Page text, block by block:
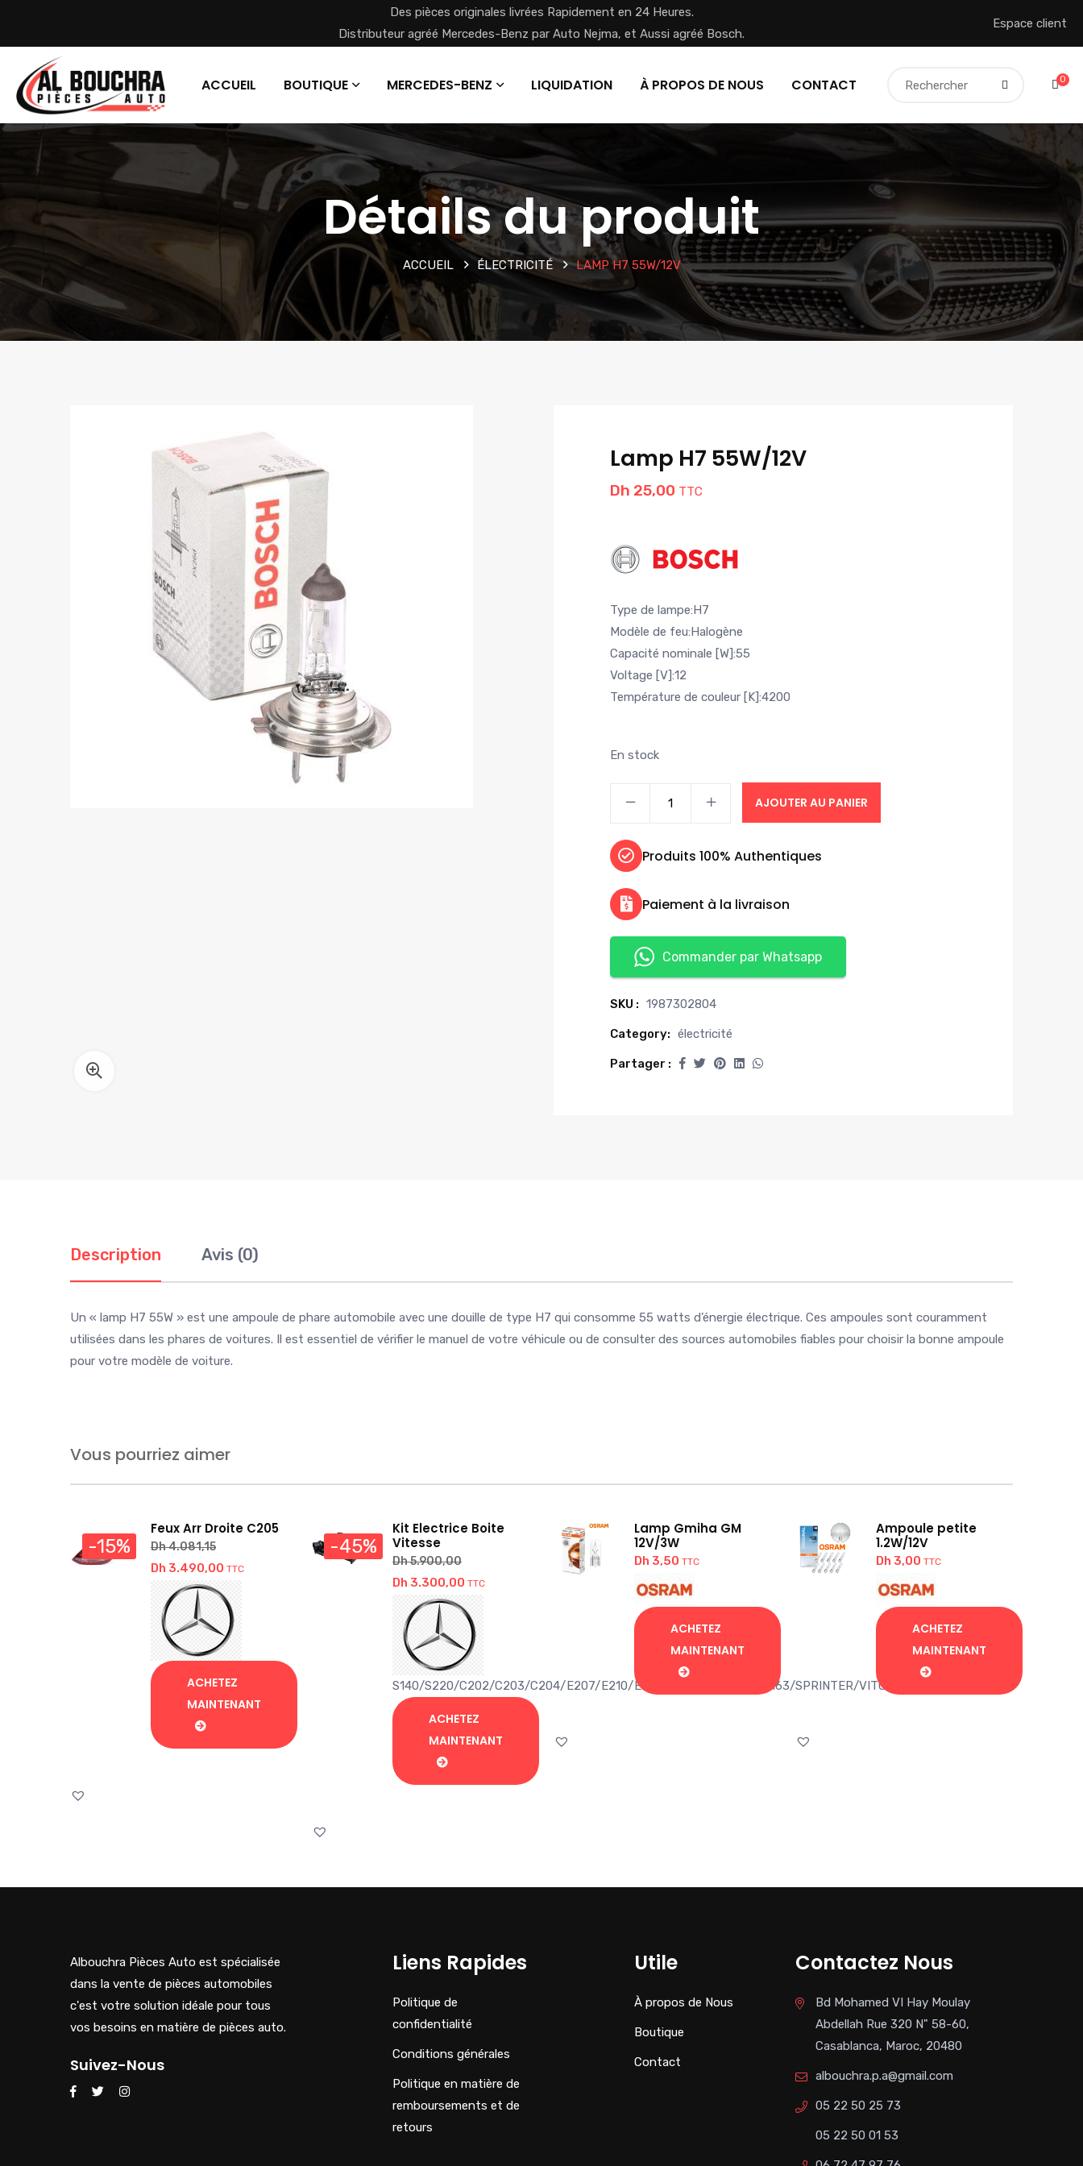
Des pièces originales livrées Rapidement en 24 Heures.
Distributeur agréé Mercedes-Benz par Auto Nejma, et Aussi agréé Bosch.
Espace client
ACCUEIL BOUTIQUE MERCEDES-BENZ LIQUIDATION À PROPOS DE NOUS CONTACT 0
Détails du produit
ACCUEIL ÉLECTRICITÉ LAMP H7 55W/12V
Lamp H7 55W/12V
Dh 25,00 TTC
Type de lampe:H7
Modèle de feu:Halogène
Capacité nominale [W]:55
Voltage [V]:12
Température de couleur [K]:4200
En stock
AJOUTER AU PANIER
Produits 100% Authentiques
Paiement à la livraison
Commander par Whatsapp
SKU : 1987302804
Category: électricité
Partager :
Description Avis (0)
Un « lamp H7 55W » est une ampoule de phare automobile avec une douille de type H7 qui consomme 55 watts d’énergie électrique. Ces ampoules sont couramment
utilisées dans les phares de voitures. Il est essentiel de vérifier le manuel de votre véhicule ou de consulter des sources automobiles fiables pour choisir la bonne ampoule
pour votre modèle de voiture.
Vous pourriez aimer
-15%
Feux Arr Droite C205
Dh4.081,15
Dh 3.490,00 TTC
ACHETEZ
MAINTENANT
-45%
Kit Electrice Boite
Vitesse
Dh5.900,00
Dh 3.300,00 TTC
S140/S220/C202/C203/C204/E207/E210/E211/E212/CLK/CLS/ML163/SPRINTER/VITO/VIANO
ACHETEZ
MAINTENANT
Lamp Gmiha GM
12V/3W
Dh 3,50 TTC
ACHETEZ
MAINTENANT
Ampoule petite
1.2W/12V
Dh 3,00 TTC
ACHETEZ
MAINTENANT
Albouchra Pièces Auto est spécialisée
dans la vente de pièces automobiles
c'est votre solution idéale pour tous
vos besoins en matière de pièces auto.
Suivez-Nous
Liens Rapides
Politique de
confidentialité
Conditions générales
Politique en matière de
remboursements et de
retours
Utile
À propos de Nous
Boutique
Contact
Contactez Nous
Bd Mohamed VI Hay Moulay
Abdellah Rue 320 N" 58-60,
Casablanca, Maroc, 20480
albouchra.p.a@gmail.com
05 22 50 25 73
05 22 50 01 53